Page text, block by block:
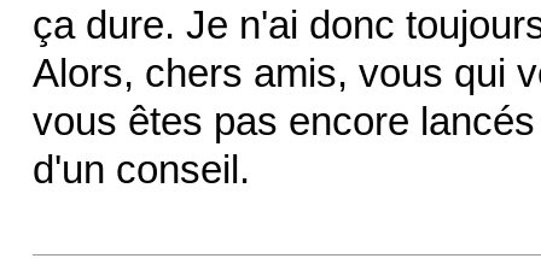
ça dure. Je n'ai donc
Alors, chers amis, vous qui
vous êtes pas encore
d'un conseil.